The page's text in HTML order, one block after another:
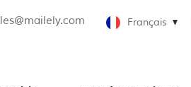
Français